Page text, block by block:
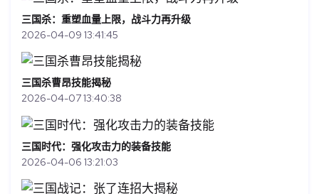
三国杀：重塑血量上限，战斗力再升级
2026-04-09 13:41:45
三国杀曹昂技能揭秘
2026-04-07 13:40:38
三国时代：强化攻击力的装备技能
2026-04-06 13:21:03